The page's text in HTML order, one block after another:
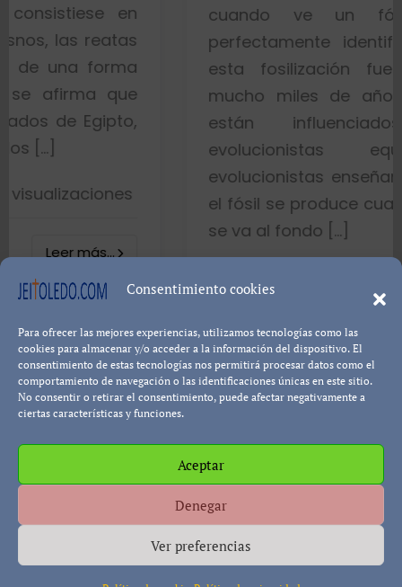
Consentimiento cookies
Para ofrecer las mejores experiencias, utilizamos tecnologías como las
cookies para almacenar y/o acceder a la información del dispositivo. El
consentimiento de estas tecnologías nos permitirá procesar datos como el
comportamiento de navegación o las identificaciones únicas en este sitio.
No consentir o retirar el consentimiento, puede afectar negativamente a
ciertas características y funciones.
Aceptar
Denegar
Ver preferencias
cuando ve un fósil de un
perfectamente identificado piensa
esta fosilización fue un
mucho miles de años. Esto es
están influenciados por
evolucionistas equivocadas.
evolucionistas enseñan con gráficos
el fósil se produce cuando el pez
se va al fondo […]
Pablo Blanco Leer
Responsabilidad